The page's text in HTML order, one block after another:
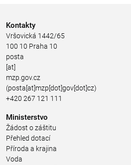
Kontakty
Vršovická 1442/65
100 10 Praha 10
posta
[at]
mzp.gov.cz
(posta[at]mzp[dot]gov[dot]cz)
+420 267 121 111
Ministerstvo
Žádost o záštitu
Přehled dotací
Příroda a krajina
Voda